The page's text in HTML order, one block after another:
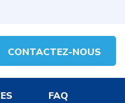
CONTACTEZ-NOUS
FAQ